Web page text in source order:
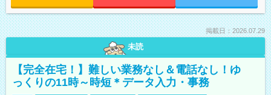
掲載日：2026.07.29
未読
【完全在宅！】難しい業務なし＆電話なし！ゆ
っくりの11時～時短＊データ入力・事務